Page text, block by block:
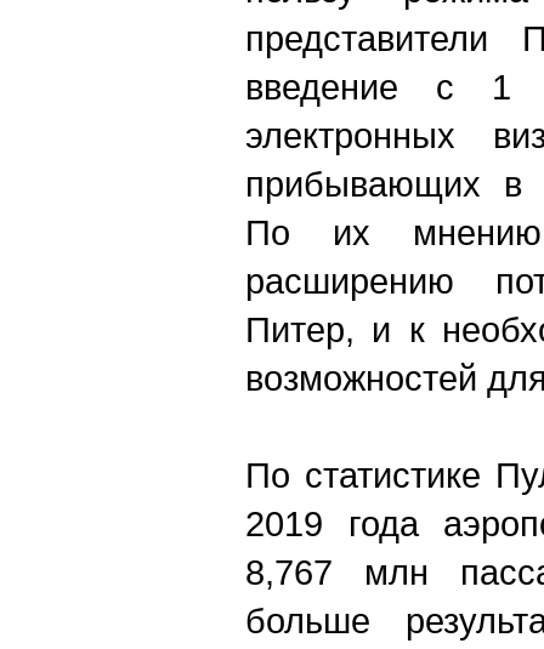
представители
введение с 1
электронных
прибывающих в
По их
расширению
Питер, и к
возможностей
По статистике
2019 года
8,767 млн
больше